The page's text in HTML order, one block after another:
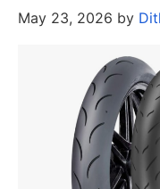
May 23, 2026 by